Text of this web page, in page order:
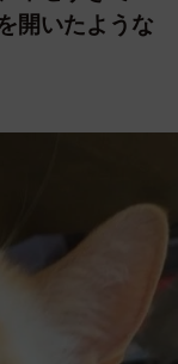
開いたような